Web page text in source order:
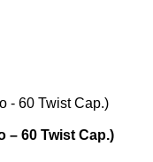
– 60 Twist Cap.)